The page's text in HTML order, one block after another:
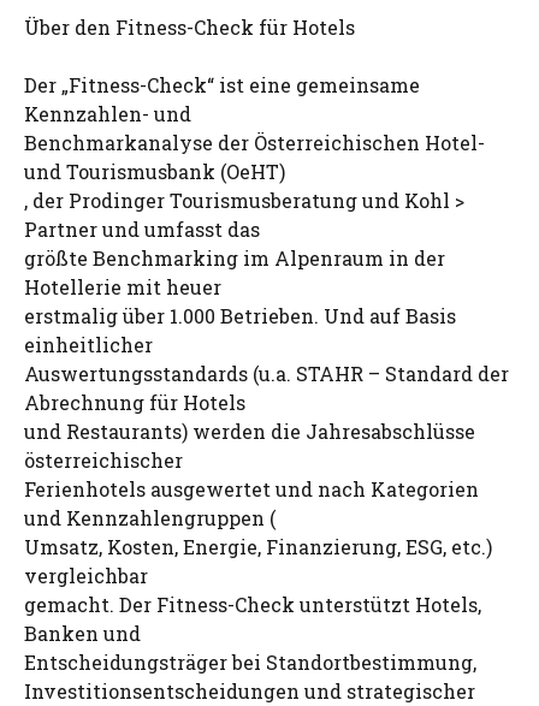
Über den Fitness-Check für Hotels
Der „Fitness-Check“ ist eine gemeinsame
Kennzahlen- und
Benchmarkanalyse der Österreichischen Hotel-
und Tourismusbank (OeHT)
, der Prodinger Tourismusberatung und Kohl >
Partner und umfasst das
größte Benchmarking im Alpenraum in der
Hotellerie mit heuer
erstmalig über 1.000 Betrieben. Und auf Basis
einheitlicher
Auswertungsstandards (u.a. STAHR – Standard der
Abrechnung für Hotels
und Restaurants) werden die Jahresabschlüsse
österreichischer
Ferienhotels ausgewertet und nach Kategorien
und Kennzahlengruppen (
Umsatz, Kosten, Energie, Finanzierung, ESG, etc.)
vergleichbar
gemacht. Der Fitness-Check unterstützt Hotels,
Banken und
Entscheidungsträger bei Standortbestimmung,
Investitionsentscheidungen und strategischer